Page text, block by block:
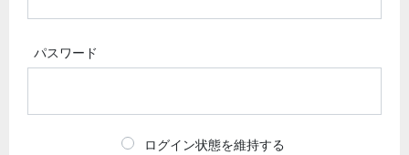
パスワード
ログイン状態を維持する